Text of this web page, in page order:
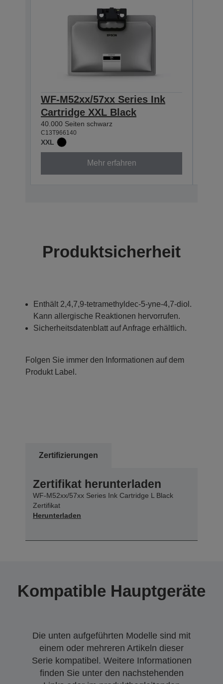
WF-M52xx/57xx Series Ink
Cartridge XXL Black
40.000 Seiten schwarz
C13T966140
XXL
Mehr erfahren
Produktsicherheit
Enthält 2,4,7,9-tetramethyldec-5-yne-4,7-diol.
Kann allergische Reaktionen hervorrufen.
Sicherheitsdatenblatt auf Anfrage erhältlich.
Folgen Sie immer den Informationen auf dem
Produkt Label.
Zertifizierungen
Zertifikat herunterladen
WF-M52xx/57xx Series Ink Cartridge L Black
Zertifikat
Herunterladen
Kompatible Hauptgeräte
Die unten aufgeführten Modelle sind mit
einem oder mehreren Artikeln dieser
Serie kompatibel. Weitere Informationen
finden Sie unter den nachstehenden